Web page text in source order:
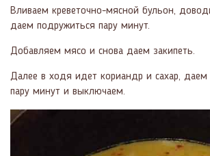
Вливаем креветочно-мясной бульон,
даем подружиться пару минут.
Добавляем мясо и снова даем закипеть.
Далее в ходя идет кориандр и сахар, даем
пару минут и выключаем.